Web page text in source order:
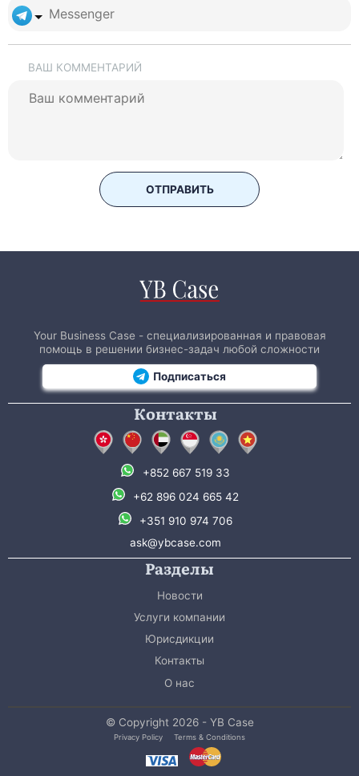
ВАШ КОММЕНТАРИЙ
ОТПРАВИТЬ
Your Business Case - специализированная и правовая
помощь в решении бизнес-задач любой сложности
Подписаться
Контакты
+852 667 519 33
+62 896 024 665 42
+351 910 974 706
ask@ybcase.com
Разделы
Новости
Услуги компании
Юрисдикции
Контакты
О нас
© Copyright 2026 - YB Case
Privacy Policy Terms & Conditions